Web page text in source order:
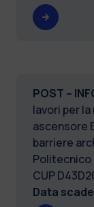
POST –
lavori per
ascensore
barriere
Politecnico
CUP
Data